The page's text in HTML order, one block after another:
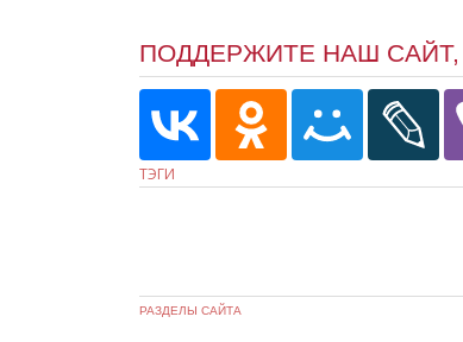
ПОДДЕРЖИТЕ НАШ
ТЭГИ
РАЗДЕЛЫ САЙТА